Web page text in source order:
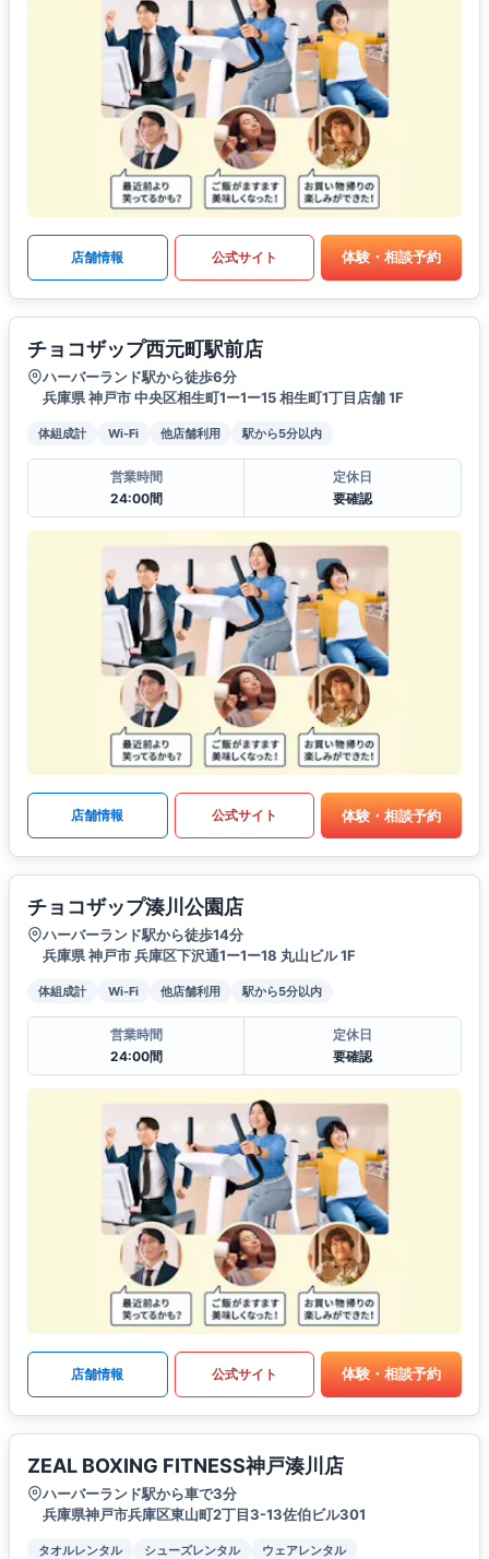
店舗情報 公式サイト 体験・相談予約
チョコザップ西元町駅前店
ハーバーランド駅から徒歩6分
兵庫県 神戸市 中央区相生町1ー1ー15 相生町1丁目店舗 1F
体組成計 Wi-Fi 他店舗利用 駅から5分以内
営業時間
24:00間
定休日
要確認
店舗情報 公式サイト 体験・相談予約
チョコザップ湊川公園店
ハーバーランド駅から徒歩14分
兵庫県 神戸市 兵庫区下沢通1ー1ー18 丸山ビル 1F
体組成計 Wi-Fi 他店舗利用 駅から5分以内
営業時間
24:00間
定休日
要確認
店舗情報 公式サイト 体験・相談予約
ZEAL BOXING FITNESS神戸湊川店
ハーバーランド駅から車で3分
兵庫県神戸市兵庫区東山町2丁目3-13佐伯ビル301
タオルレンタル シューズレンタル
ウェアレンタル